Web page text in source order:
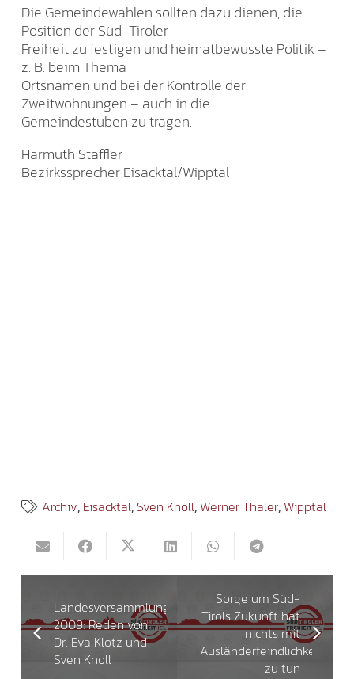
Die Gemeindewahlen sollten dazu dienen, die
Position der Süd-Tiroler
Freiheit zu festigen und heimatbewusste Politik –
z. B. beim Thema
Ortsnamen und bei der Kontrolle der
Zweitwohnungen – auch in die
Gemeindestuben zu tragen.
Harmuth Staffler
Bezirkssprecher Eisacktal/Wipptal
Archiv, Eisacktal, Sven Knoll, Werner Thaler, Wipptal
Landesversammlung
2009: Reden von
Dr. Eva Klotz und
Sven Knoll
Sorge um Süd-
Tirols Zukunft hat
nichts mit
Ausländerfeindlichkeit
zu tun